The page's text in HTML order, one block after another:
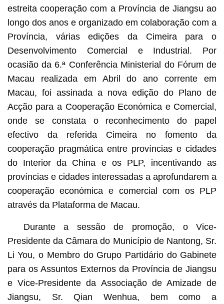
estreita cooperação com a Província de Jiangsu ao
longo dos anos e organizado em colaboração com a
Província, várias edições da Cimeira para o
Desenvolvimento Comercial e Industrial. Por
ocasião da 6.ª Conferência Ministerial do Fórum de
Macau realizada em Abril do ano corrente em
Macau, foi assinada a nova edição do Plano de
Acção para a Cooperação Económica e Comercial,
onde se constata o reconhecimento do papel
efectivo da referida Cimeira no fomento da
cooperação pragmática entre províncias e cidades
do Interior da China e os PLP, incentivando as
províncias e cidades interessadas a aprofundarem a
cooperação económica e comercial com os PLP
através da Plataforma de Macau.
Durante a sessão de promoção, o Vice-
Presidente da Câmara do Município de Nantong, Sr.
Li You, o Membro do Grupo Partidário do Gabinete
para os Assuntos Externos da Província de Jiangsu
e Vice-Presidente da Associação de Amizade de
Jiangsu, Sr. Qian Wenhua, bem como a